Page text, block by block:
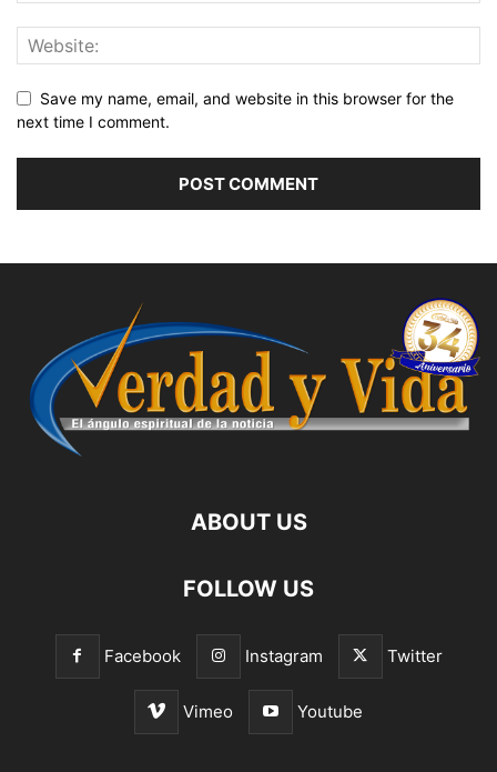
Save my name, email, and website in this browser for the
next time I comment.
ABOUT US
FOLLOW US
Facebook Instagram Twitter
Vimeo Youtube